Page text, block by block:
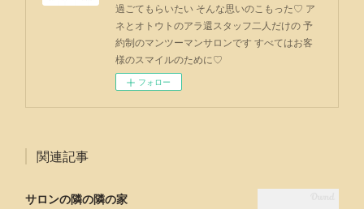
過ごてもらいたい そんな思いのこもった♡ ア
ネとオトウトのアラ還スタッフ二人だけの 予
約制のマンツーマンサロンです すべてはお客
様のスマイルのために♡
フォロー
関連記事
サロンの隣の隣の家